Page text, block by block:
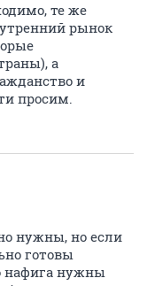
те же
рынок
а
и
просим.
нужны, но если
готовы
нафига нужны